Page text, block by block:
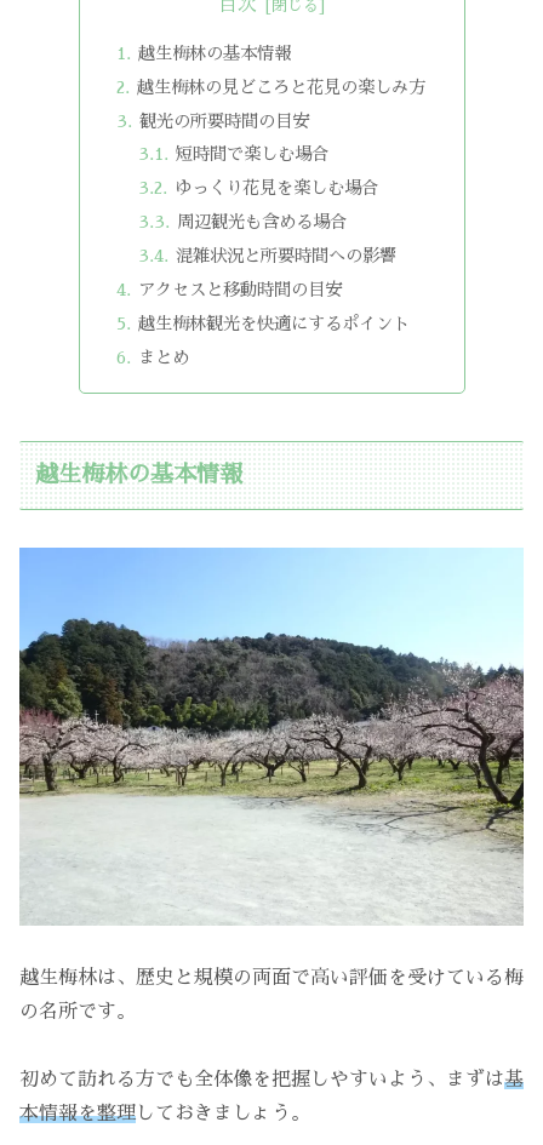
目次
越生梅林の基本情報
越生梅林の見どころと花見の楽しみ方
観光の所要時間の目安
短時間で楽しむ場合
ゆっくり花見を楽しむ場合
周辺観光も含める場合
混雑状況と所要時間への影響
アクセスと移動時間の目安
越生梅林観光を快適にするポイント
まとめ
越生梅林の基本情報
越生梅林は、歴史と規模の両面で高い評価を受けている梅
の名所です。
初めて訪れる方でも全体像を把握しやすいよう、まずは基
本情報を整理 しておきましょう。